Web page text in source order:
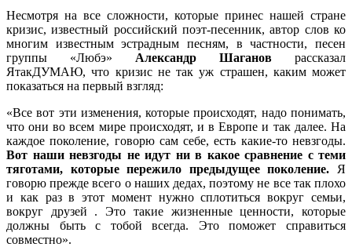
Несмотря на все сложности, которые принес нашей стране
кризис, известный российский поэт-песенник, автор слов ко
многим известным эстрадным песням, в частности, песен
группы «Любэ» Александр Шаганов рассказал
ЯтакДУМАЮ, что кризис не так уж страшен, каким может
показаться на первый взгляд:
«Все вот эти изменения, которые происходят, надо понимать,
что они во всем мире происходят, и в Европе и так далее. На
каждое поколение, говорю сам себе, есть какие-то невзгоды.
Вот наши невзгоды не идут ни в какое сравнение с теми
тяготами, которые пережило предыдущее поколение. Я
говорю прежде всего о наших дедах, поэтому не все так плохо
и как раз в этот момент нужно сплотиться вокруг семьи,
вокруг друзей . Это такие жизненные ценности, которые
должны быть с тобой всегда. Это поможет справиться
совместно».